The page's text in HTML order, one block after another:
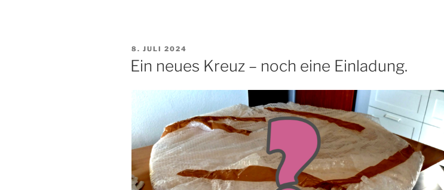
VERÖFFENTLICHT
AM
8. JULI 2024
Ein neues Kreuz – noch eine Einladung.